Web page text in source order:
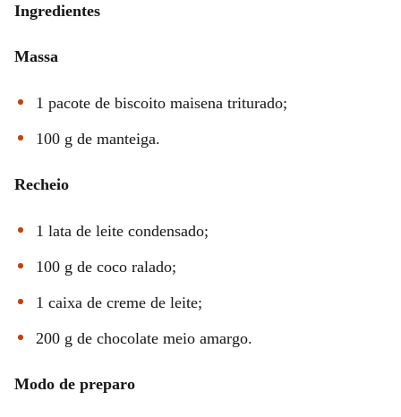
Ingredientes
Massa
1 pacote de biscoito maisena triturado;
100 g de manteiga.
Recheio
1 lata de leite condensado;
100 g de coco ralado;
1 caixa de creme de leite;
200 g de chocolate meio amargo.
Modo de preparo